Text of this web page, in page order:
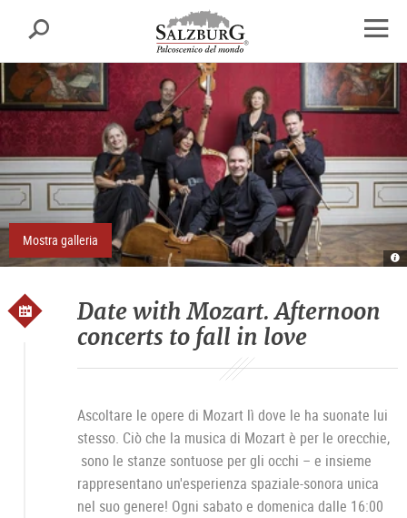
sr.skipnav.Zum
Inhalt
springen
sr.skipnav.Zum
Hauptmenü
springen
sr.skipnav.Zu
den
Kontaktinformationen
cerca
di
Mostra galleria
Date with Mozart. Afternoon
concerts to fall in love
Ascoltare le opere di Mozart lì dove le ha suonate lui
stesso. Ciò che la musica di Mozart è per le orecchie,
sono le stanze sontuose per gli occhi – e insieme
rappresentano un'esperienza spaziale-sonora unica
nel suo genere! Ogni sabato e domenica dalle 16:00